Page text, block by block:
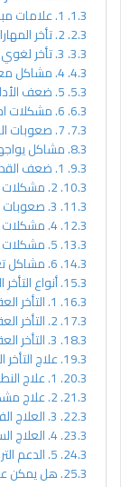
1. علامات مبكرة (الأشهر الأولى)
2. تأخر المهارات الحركية
3. تأخر لغوي
4. مشاكل معرفية
5. ضعف الأداء الأكاديمي
6. مشكلات اجتماعية
7. صعوبات العناية الذاتية
مشاكل
1. ضعف القدرة المعرفية
2. مشكلات لغوية
3. صعوبات حركية
4. مشكلات اجتماعية وسلوكية
5. مشكلات العناية الذاتية
6. مشاكل تعليمية
أنواع
1. التأخر العقلي الخفيف (IQ 50–75)
2. التأخر العقلي المتوسط (IQ 35–55)
3. التأخر العقلي الشديد (IQ 20–40)
علاج
1. علاج النطق
2. علاج مشكلات الرؤية
3. العلاج الفيزيائي (العلاج الحركي)
4. العلاج السلوكي
5. الدعم التربوي
هل يمكن